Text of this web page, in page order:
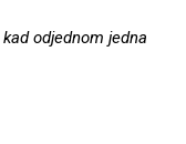
odjednom jedna